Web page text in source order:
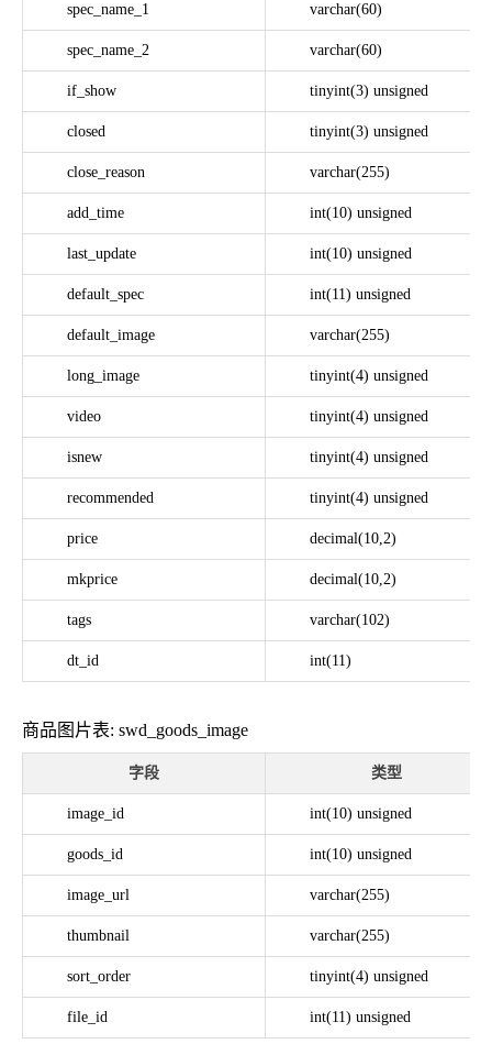
spec_name_1 varchar(60)
spec_name_2 varchar(60)
if_show tinyint(3) unsigned
closed tinyint(3) unsigned
close_reason varchar(255)
add_time int(10) unsigned
last_update int(10) unsigned
default_spec int(11) unsigned
default_image varchar(255)
long_image tinyint(4) unsigned
video tinyint(4) unsigned
isnew tinyint(4) unsigned
recommended tinyint(4) unsigned
price decimal(10,2)
mkprice decimal(10,2)
tags varchar(102)
dt_id int(11)
商品图片表: swd_goods_image
字段 类型
image_id int(10) unsigned
goods_id int(10) unsigned
image_url varchar(255)
thumbnail varchar(255)
sort_order tinyint(4) unsigned
file_id int(11) unsigned